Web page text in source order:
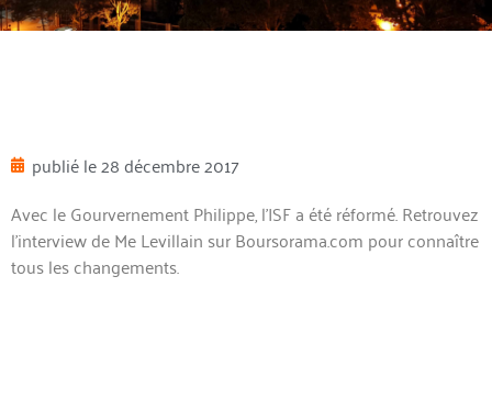
publié le28 décembre 2017
Avec le Gourvernement Philippe, l’ISF a été réformé. Retrouvez
l’interview de Me Levillain sur Boursorama.com pour connaître
tous les changements.